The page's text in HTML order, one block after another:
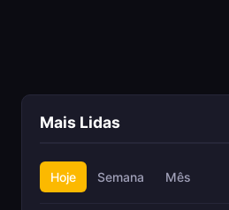
Mais Lidas
Hoje Semana Mês